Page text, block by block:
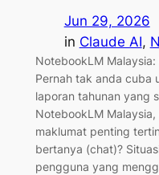
Jun 29, 2026
in Claude AI,
NotebookLM Malaysia:
Pernah tak anda cuba
laporan tahunan yang
NotebookLM
maklumat penting
bertanya (chat)?
pengguna yang